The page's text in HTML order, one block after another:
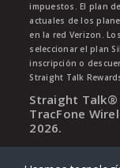
impuestos. El plan
actuales de los
en la red Verizon.
seleccionar el plan
inscripción o
Straight Talk
Straight Talk®
TracFone
2026.